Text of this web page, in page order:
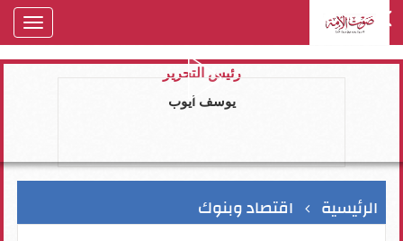
رئيس التحرير
يوسف ايوب
الرئيسية اقتصاد وبنوك